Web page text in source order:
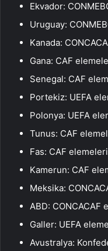
Ekvador:
Uruguay:
Kanada:
Gana: CAF
Senegal: CAF
Portekiz: UEFA
Polonya: UEFA
Tunus: CAF
Fas: CAF
Kamerun: CAF
Meksika:
ABD: CONCACAF
Galler: UEFA
Avustralya: